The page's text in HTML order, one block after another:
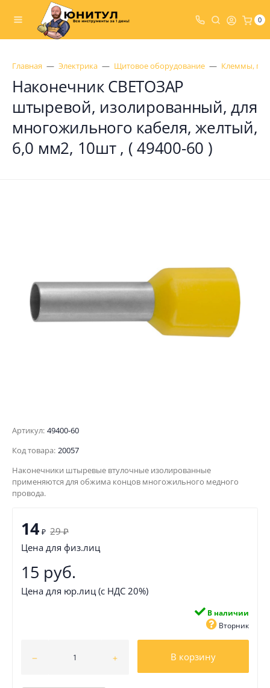
0
Главная Электрика Щитовое оборудование Клеммы,
Наконечник СВЕТОЗАР
штыревой, изолированный, для
многожильного кабеля, желтый,
6,0 мм2, 10шт , ( 49400-60 )
Артикул: 49400-60
Код товара: 20057
Наконечники штыревые втулочные изолированные
применяются для обжима концов многожильного медного
провода.
14 ₽ 29 ₽
Цена для физ.лиц
15 руб.
Цена для юр.лиц (с НДС 20%)
В наличии
Вторник
В корзину